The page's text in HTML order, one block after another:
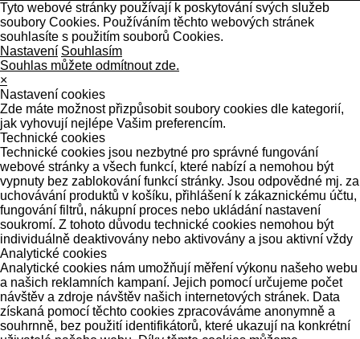
Tyto webové stránky používají k poskytování svých služeb
soubory Cookies. Používáním těchto webových stránek
souhlasíte s použitím souborů Cookies.
Nastavení Souhlasím
Souhlas můžete odmítnout zde.
×
Nastavení cookies
Zde máte možnost přizpůsobit soubory cookies dle kategorií,
jak vyhovují nejlépe Vašim preferencím.
Technické cookies
Technické cookies jsou nezbytné pro správné fungování
webové stránky a všech funkcí, které nabízí a nemohou být
vypnuty bez zablokování funkcí stránky. Jsou odpovědné mj. za
uchovávání produktů v košíku, přihlášení k zákaznickému účtu,
fungování filtrů, nákupní proces nebo ukládání nastavení
soukromí. Z tohoto důvodu technické cookies nemohou být
individuálně deaktivovány nebo aktivovány a jsou aktivní vždy
Analytické cookies
Analytické cookies nám umožňují měření výkonu našeho webu
a našich reklamních kampaní. Jejich pomocí určujeme počet
návštěv a zdroje návštěv našich internetových stránek. Data
získaná pomocí těchto cookies zpracováváme anonymně a
souhrnně, bez použití identifikátorů, které ukazují na konkrétní